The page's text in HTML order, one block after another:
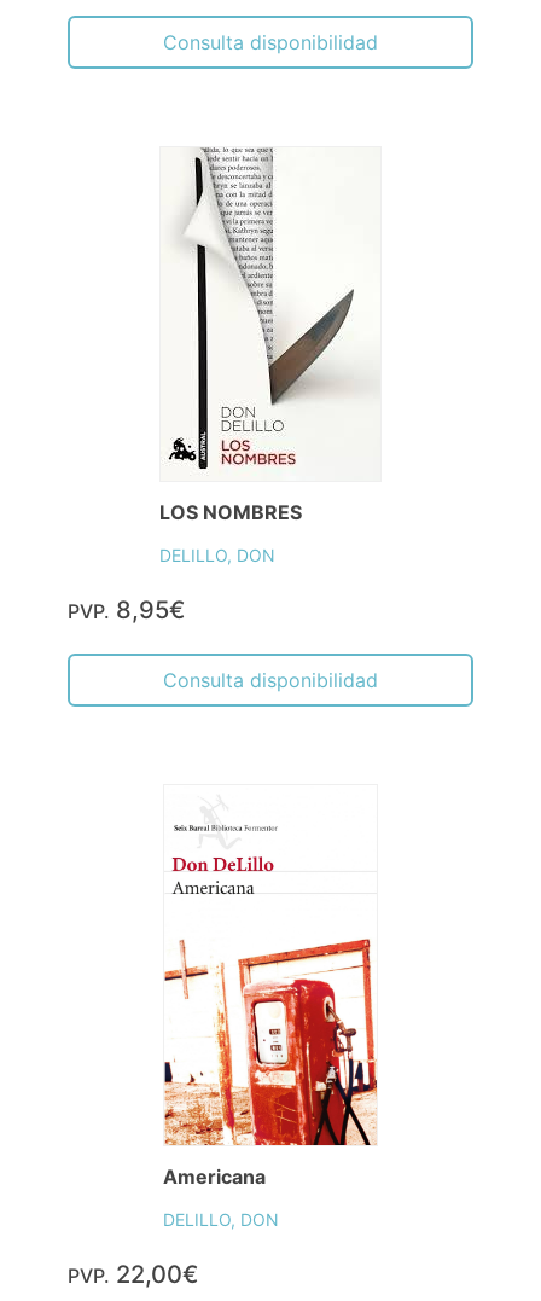
Consulta disponibilidad
LOS NOMBRES
DELILLO, DON
PVP. 8,95€
Consulta disponibilidad
Americana
DELILLO, DON
PVP. 22,00€